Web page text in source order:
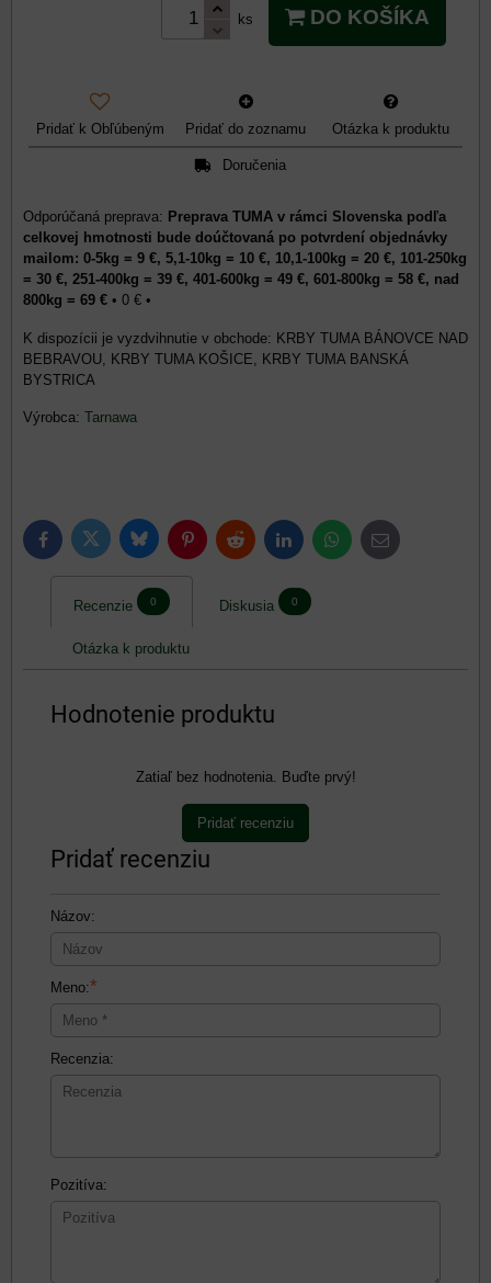
ks DO KOŠÍKA
Pridať k Obľúbeným Pridať do zoznamu Otázka k produktu
Doručenia
Preprava TUMA v rámci Slovenska podľa
celkovej hmotnosti bude doúčtovaná po potvrdení objednávky
mailom: 0-5kg = 9 €, 5,1-10kg = 10 €, 10,1-100kg = 20 €, 101-250kg
= 30 €, 251-400kg = 39 €, 401-600kg = 49 €, 601-800kg = 58 €, nad
800kg = 69 € • 0 € •
KRBY TUMA BÁNOVCE NAD
BEBRAVOU, KRBY TUMA KOŠICE, KRBY TUMA BANSKÁ
BYSTRICA
Výrobca: Tarnawa
FacebookTwitter BlueskyPinterestReddit LinkedInWhatsApp
E-
mail
Recenzie 0 Diskusia 0
Otázka k produktu
Hodnotenie produktu
Zatiaľ bez hodnotenia. Buďte prvý!
Pridať recenziu
Pridať recenziu
Názov:
Meno:*
Recenzia:
Pozitíva: